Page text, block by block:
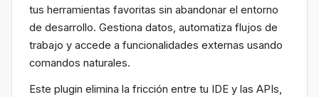
tus herramientas favoritas sin abandonar el entorno
de desarrollo. Gestiona datos, automatiza flujos de
trabajo y accede a funcionalidades externas usando
comandos naturales.
Este plugin elimina la fricción entre tu IDE y las APIs,